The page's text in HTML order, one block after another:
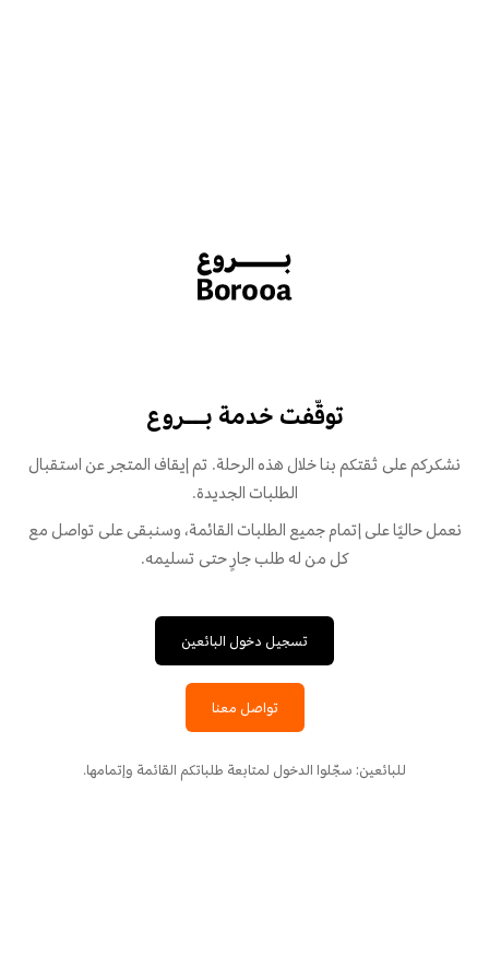
توقّفت خدمة بـــروع
نشكركم على ثقتكم بنا خلال هذه الرحلة. تم إيقاف المتجر عن استقبال
الطلبات الجديدة.
نعمل حاليًا على إتمام جميع الطلبات القائمة، وسنبقى على تواصل مع
كل من له طلب جارٍ حتى تسليمه.
تسجيل دخول البائعين
تواصل معنا
للبائعين: سجّلوا الدخول لمتابعة طلباتكم القائمة وإتمامها.